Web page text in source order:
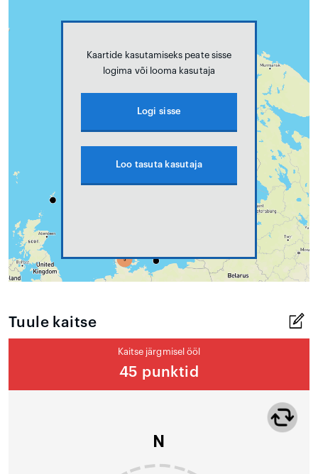
Kaartide kasutamiseks peate sisse
logima või looma kasutaja
Logi sisse
Loo tasuta kasutaja
Tuule kaitse
Kaitse järgmisel ööl
45 punktid
N